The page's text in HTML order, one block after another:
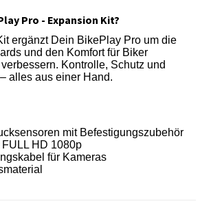
Pro - Expansion Kit?
ergänzt Dein BikePlay Pro um die
und den Komfort für Biker
Kontrolle, Schutz und
alles aus einer Hand.
mit Befestigungszubehör
HD 1080p
für Kameras